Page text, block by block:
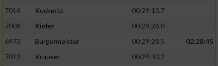
7014
Kuckertz
00:29:13.7
7008
Kiefer
00:29:26.0
6973
Burgermeister 00:29:28.5
02:28:45
7013
Kruuser
00:29:30.2